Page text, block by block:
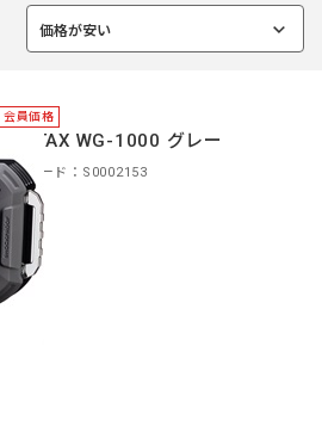
価格が安い
選
会員価格
PENTAX WG-1000 グレー
商品コード：S0002153